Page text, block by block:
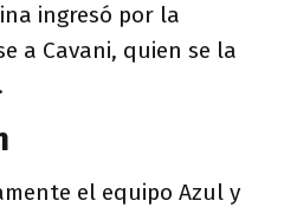
ingresó por la
a Cavani, quien se la
el equipo Azul y